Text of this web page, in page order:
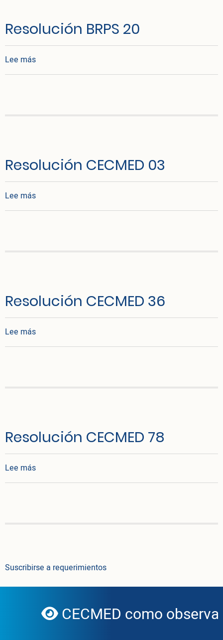
Resolución BRPS 20
Lee mássobre Resolución BRPS 20
Resolución CECMED 03
Lee mássobre Resolución CECMED 03
Resolución CECMED 36
Lee mássobre Resolución CECMED 36
Resolución CECMED 78
Lee mássobre Resolución CECMED 78
Suscribirse a requerimientos
globe
CECMED como